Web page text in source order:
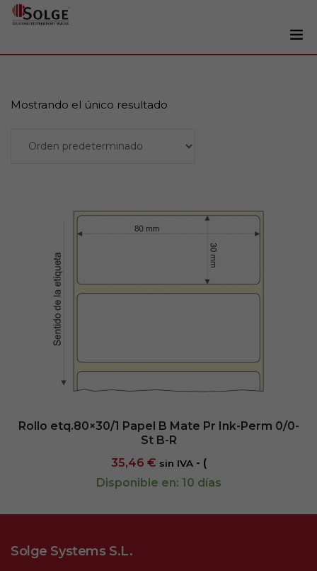
Impresoras
Etiquetas
+34 93 241 22 21
Mostrando el único resultado
Rollo etq.80×30/1 Papel B Mate Pr Ink-Perm 0/0-
St B-R
35,46 € sin IVA- (
Disponible en: 10 días
Añadir al carrito
Solge Systems S.L.